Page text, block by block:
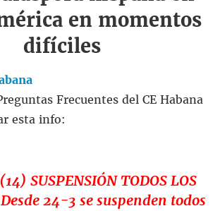
en momentos
difíciles
Frecuentes del CE Habana
esta info:
SUSPENSIÓN TODOS LOS
Desde 24-3 se suspenden todos